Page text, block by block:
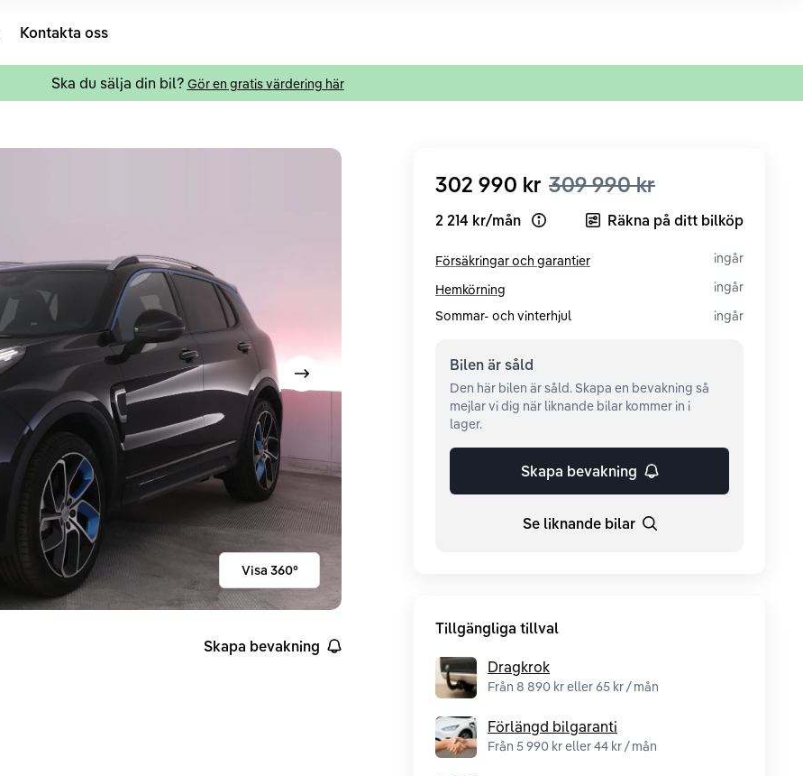
Kontakta oss
Ska du sälja din bil? Gör en gratis värdering här
Visa nästa bild
Visa 360°
Skapa bevakning
302 990 kr 309 990 kr
2 214 kr/mån Open loan exampleRäkna på ditt bilköp
Försäkringar och garantier
ingår
Hemkörning
ingår
Sommar- och vinterhjul
ingår
Bilen är såld
Den här bilen är såld. Skapa en bevakning så
mejlar vi dig när liknande bilar kommer in i
lager.
Skapa bevakning
Se liknande bilar
Tillgängliga tillval
Dragkrok
Från 8 890 kr eller 65 kr / mån
Förlängd bilgaranti
Från 5 990 kr eller 44 kr / mån